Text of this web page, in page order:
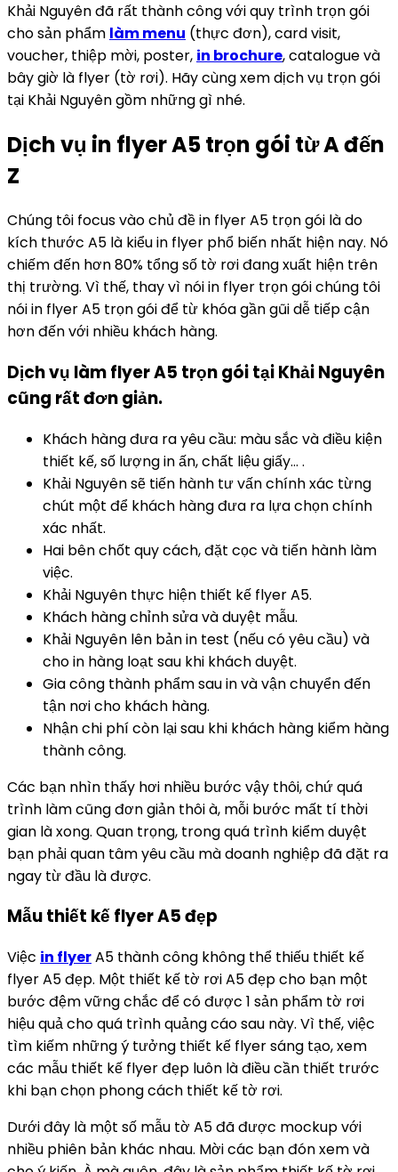
Khải Nguyên đã rất thành công với quy trình trọn gói
cho sản phẩm làm menu (thực đơn), card visit,
voucher, thiệp mời, poster, in brochure, catalogue và
bây giờ là flyer (tờ rơi). Hãy cùng xem dịch vụ trọn gói
tại Khải Nguyên gồm những gì nhé.
Dịch vụ in flyer A5 trọn gói từ A đến
Z
Chúng tôi focus vào chủ đề in flyer A5 trọn gói là do
kích thước A5 là kiểu in flyer phổ biến nhất hiện nay. Nó
chiếm đến hơn 80% tổng số tờ rơi đang xuất hiện trên
thị trường. Vì thế, thay vì nói in flyer trọn gói chúng tôi
nói in flyer A5 trọn gói để từ khóa gần gũi dễ tiếp cận
hơn đến với nhiều khách hàng.
Dịch vụ làm flyer A5 trọn gói tại Khải Nguyên
cũng rất đơn giản.
Khách hàng đưa ra yêu cầu: màu sắc và điều kiện
thiết kế, số lượng in ấn, chất liệu giấy… .
Khải Nguyên sẽ tiến hành tư vấn chính xác từng
chút một để khách hàng đưa ra lựa chọn chính
xác nhất.
Hai bên chốt quy cách, đặt cọc và tiến hành làm
việc.
Khải Nguyên thực hiện thiết kế flyer A5.
Khách hàng chỉnh sửa và duyệt mẫu.
Khải Nguyên lên bản in test (nếu có yêu cầu) và
cho in hàng loạt sau khi khách duyệt.
Gia công thành phẩm sau in và vận chuyển đến
tận nơi cho khách hàng.
Nhận chi phí còn lại sau khi khách hàng kiểm hàng
thành công.
Các bạn nhìn thấy hơi nhiều bước vậy thôi, chứ quá
trình làm cũng đơn giản thôi à, mỗi bước mất tí thời
gian là xong. Quan trọng, trong quá trình kiểm duyệt
bạn phải quan tâm yêu cầu mà doanh nghiệp đã đặt ra
ngay từ đầu là được.
Mẫu thiết kế flyer A5 đẹp
Việc in flyerA5 thành công không thể thiếu thiết kế
flyer A5 đẹp. Một thiết kế tờ rơi A5 đẹp cho bạn một
bước đệm vững chắc để có được 1 sản phẩm tờ rơi
hiệu quả cho quá trình quảng cáo sau này. Vì thế, việc
tìm kiếm những ý tưởng thiết kế flyer sáng tạo, xem
các mẫu thiết kế flyer đẹp luôn là điều cần thiết trước
khi bạn chọn phong cách thiết kế tờ rơi.
Dưới đây là một số mẫu tờ A5 đã được mockup với
nhiều phiên bản khác nhau. Mời các bạn đón xem và